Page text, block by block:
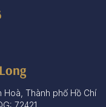
Hoà, Thành phố Hồ Chí